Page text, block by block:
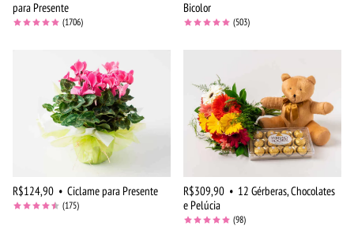
para Presente
(1706)
Bicolor
(503)
R$124,90 • Ciclame para Presente
(175)
R$309,90 • 12 Gérberas, Chocolates
e Pelúcia
(98)